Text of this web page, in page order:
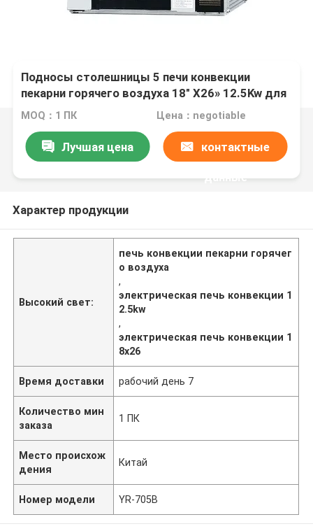
Подносы столешницы 5 печи конвекции
пекарни горячего воздуха 18" X26» 12.5Kw для
печенья, Crossiant, смолк
MOQ：1 ПК Цена：negotiable
Лучшая цена контактные
данные
Характер продукции
Высокий свет:
печь конвекции пекарни горячег
о воздуха
,
электрическая печь конвекции 1
2.5kw
,
электрическая печь конвекции 1
8x26
Время доставки рабочий день 7
Количество мин
заказа
1 ПК
Место происхож
дения
Китай
Номер модели YR-705B